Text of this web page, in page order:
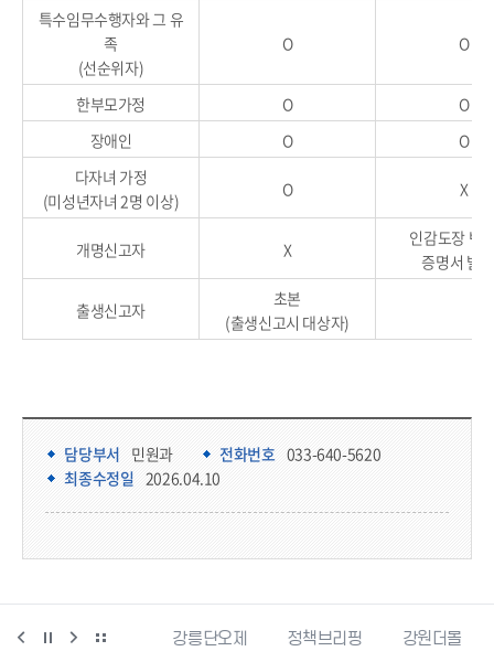
특수임무수행자와 그 유
족
(선순위자)
O O
한부모가정 O
O
장애인
O
O
다자녀 가정
(미성년자녀 2명 이상)
O X
개명신고자 X
인감도장 변
증명서 발
출생신고자
초본
(출생신고시 대상자)
담당부서 정보
담당부서 민원과 전화번호 033-640-5620
최종수정일 2026.04.10
강릉생태관광 강릉단오제 정책브리핑 강원더몰